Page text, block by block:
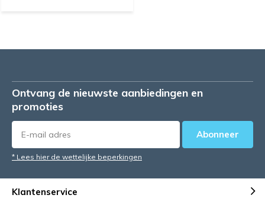
Ontvang de nieuwste aanbiedingen en
promoties
Abonneer
* Lees hier de wettelijke beperkingen
Klantenservice